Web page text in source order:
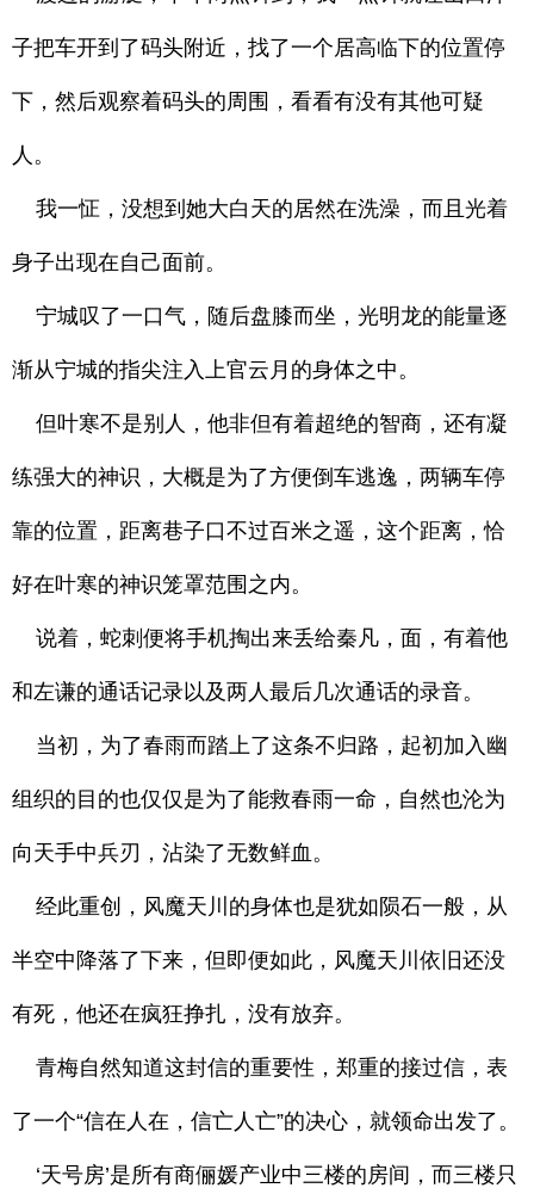
子把车开到了码头附近，找了一个居高临下的位置停
下，然后观察着码头的周围，看看有没有其他可疑
人。
我一怔，没想到她大白天的居然在洗澡，而且光着
身子出现在自己面前。
宁城叹了一口气，随后盘膝而坐，光明龙的能量逐
渐从宁城的指尖注入上官云月的身体之中。
但叶寒不是别人，他非但有着超绝的智商，还有凝
练强大的神识，大概是为了方便倒车逃逸，两辆车停
靠的位置，距离巷子口不过百米之遥，这个距离，恰
好在叶寒的神识笼罩范围之内。
说着，蛇刺便将手机掏出来丢给秦凡，面，有着他
和左谦的通话记录以及两人最后几次通话的录音。
当初，为了春雨而踏上了这条不归路，起初加入幽
组织的目的也仅仅是为了能救春雨一命，自然也沦为
向天手中兵刃，沾染了无数鲜血。
经此重创，风魔天川的身体也是犹如陨石一般，从
半空中降落了下来，但即便如此，风魔天川依旧还没
有死，他还在疯狂挣扎，没有放弃。
青梅自然知道这封信的重要性，郑重的接过信，表
了一个“信在人在，信亡人亡”的决心，就领命出发了。
‘天号房’是所有商俪媛产业中三楼的房间，而三楼只